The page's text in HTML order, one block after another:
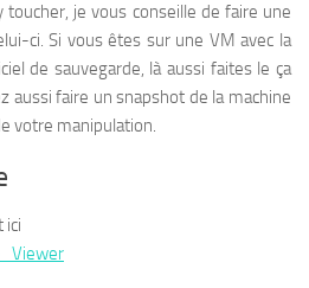
toucher, je vous conseille de faire une
ci. Si vous êtes sur une VM avec la
de sauvegarde, là aussi faites le ça
aussi faire un snapshot de la machine
votre manipulation.
ici